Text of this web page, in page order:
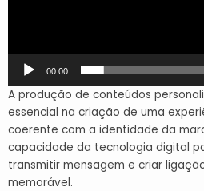
00:00
A produção de conteúdos
essencial na criação de uma
coerente com a identidade da
capacidade da tecnologia digital
transmitir mensagem e criar
memorável.